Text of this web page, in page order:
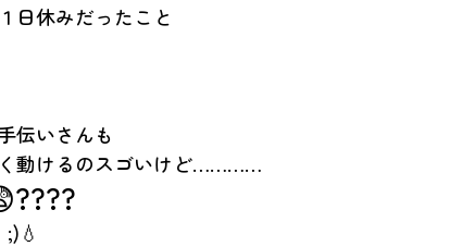
日休みだったこと
伝いさんも
動けるのスゴいけど…………